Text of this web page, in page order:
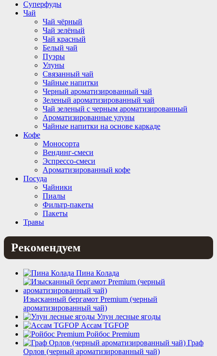
Суперфуды
Чай
Чай чёрный
Чай зелёный
Чай красный
Белый чай
Пуэры
Улуны
Связанный чай
Чайные напитки
Черный ароматизированный чай
Зеленый ароматизированный чай
Чай зеленый с черным ароматизированный
Ароматизированные улуны
Чайные напитки на основе каркаде
Кофе
Моносорта
Вендинг-смеси
Эспрессо-смеси
Ароматизированный кофе
Посуда
Чайники
Пиалы
Фильтр-пакеты
Пакеты
Травы
Рекомендуем
Пина Колада
Изысканный бергамот Premium (черный
ароматизированный чай)
Улун лесные ягоды
Ассам TGFOP
Ройбос Premium
Граф
Орлов (черный ароматизированный чай)